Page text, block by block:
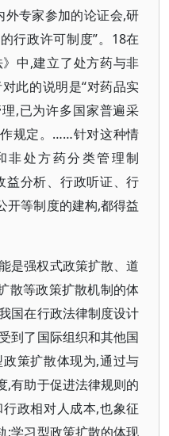
外专家参加的论证会,研
行政许可制度”。18在
中,建立了处方药与非
此的说明是“对药品实
,已为许多国家普遍采
规定。……针对这种情
非处方药分类管理制
益分析、行政听证、行
开等制度的建构,都得益
是强权式政策扩散、道
散等政策扩散机制的体
国在行政法律制度设计
到了国际组织和其他国
策扩散体现为,通过与
,有助于促进法律规则的
政相对人成本,也象征
;学习型政策扩散的体现